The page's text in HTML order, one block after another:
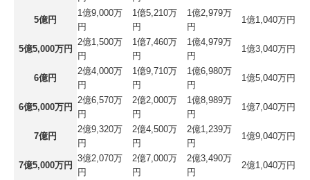
5億円
1億9,000万
円
1億5,210万
円
1億2,979万
円
1億1,040万円
5億5,000万円
2億1,500万
円
1億7,460万
円
1億4,979万
円
1億3,040万円
6億円
2億4,000万
円
1億9,710万
円
1億6,980万
円
1億5,040万円
6億5,000万円
2億6,570万
円
2億2,000万
円
1億8,989万
円
1億7,040万円
7億円
2億9,320万
円
2億4,500万
円
2億1,239万
円
1億9,040万円
7億5,000万円
3億2,070万
円
2億7,000万
円
2億3,490万
円
2億1,040万円